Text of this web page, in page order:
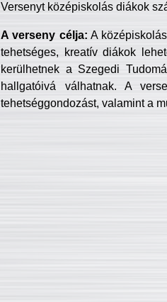
Versenyt középiskolás diákok
A verseny célja: A
tehetséges, kreatív diákok
kerülhetnek a Szegedi
hallgatóivá válhatnak. A
tehetséggondozást, valamint a